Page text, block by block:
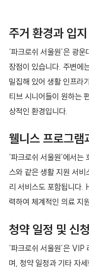
주거 환경과 입
‘파크로쉬 서울원’은 광
장점이 있습니다. 주변에
밀집해 있어 생활 인프라
티브 시니어들이 원하는
상적인 환경입니다.
웰니스 프로그램
‘파크로쉬 서울원’에서는
스와 같은 생활 지원 서
리 서비스도 포함됩니다.
력하여 체계적인 의료 지
청약 일정 및 신
‘파크로쉬 서울원’은
며, 청약 일정과 기타 자